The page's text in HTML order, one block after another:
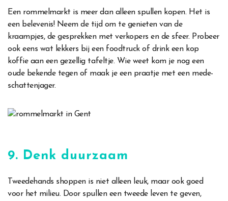
Een rommelmarkt is meer dan alleen spullen kopen. Het is
een belevenis! Neem de tijd om te genieten van de
kraampjes, de gesprekken met verkopers en de sfeer. Probeer
ook eens wat lekkers bij een foodtruck of drink een kop
koffie aan een gezellig tafeltje. Wie weet kom je nog een
oude bekende tegen of maak je een praatje met een mede-
schattenjager.
9. Denk duurzaam
Tweedehands shoppen is niet alleen leuk, maar ook goed
voor het milieu. Door spullen een tweede leven te geven,